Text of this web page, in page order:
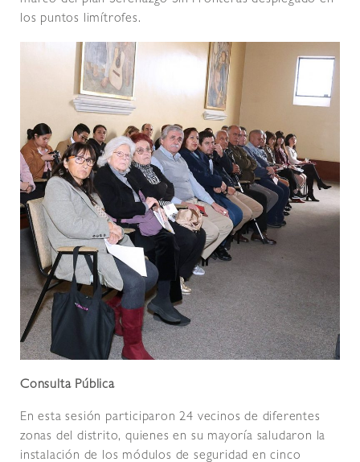
los puntos limítrofes.
Consulta Pública
En esta sesión participaron 24 vecinos de diferentes
zonas del distrito, quienes en su mayoría saludaron la
instalación de los módulos de seguridad en cinco